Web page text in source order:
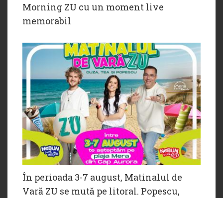
Morning ZU cu un moment live
memorabil
În perioada 3-7 august, Matinalul de
Vară ZU se mută pe litoral. Popescu,